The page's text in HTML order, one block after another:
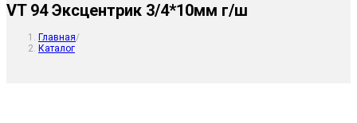
VT 94 Эксцентрик 3/4*10мм г/ш
Главная/
Каталог